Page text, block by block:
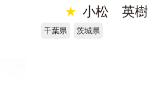
★ 小松 英樹
千葉県 茨城県